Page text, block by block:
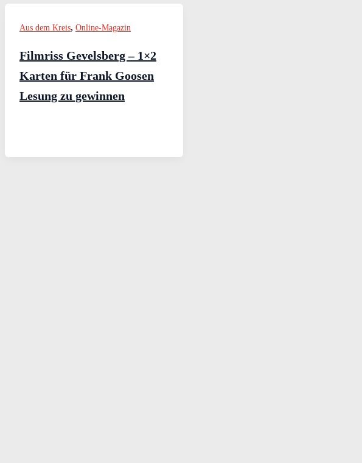
Aus dem Kreis, Online-Magazin
Filmriss Gevelsberg – 1×2
Karten für Frank Goosen
Lesung zu gewinnen